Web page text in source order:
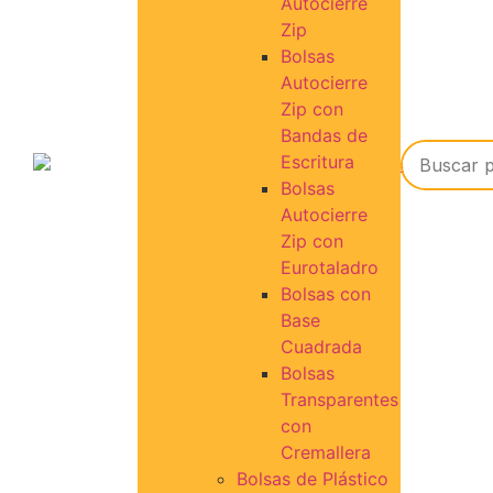
Zip
Bolsas
Autocierre
Zip con
Bandas de
Escritura
Bolsas
Autocierre
Zip con
Eurotaladro
Bolsas con
Base
Cuadrada
Bolsas
Transparentes
con
Cremallera
Bolsas de Plástico